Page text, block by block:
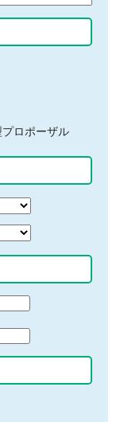
ロポーザル